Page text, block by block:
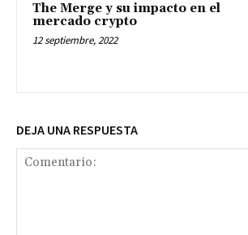
The Merge y su impacto en el
mercado crypto
12 septiembre, 2022
DEJA UNA RESPUESTA